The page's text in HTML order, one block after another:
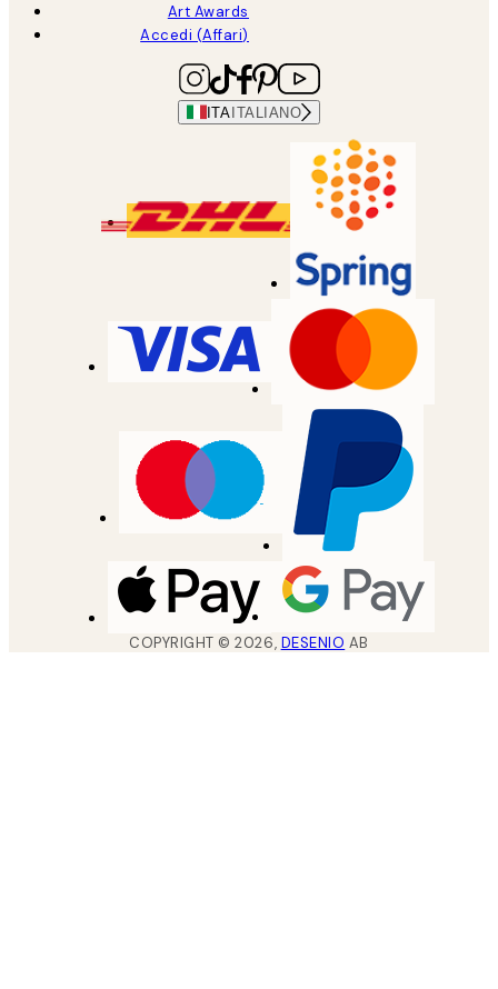
Art Awards
Accedi (Affari)
ITAITALIANO
COPYRIGHT ©2026, DESENIO AB